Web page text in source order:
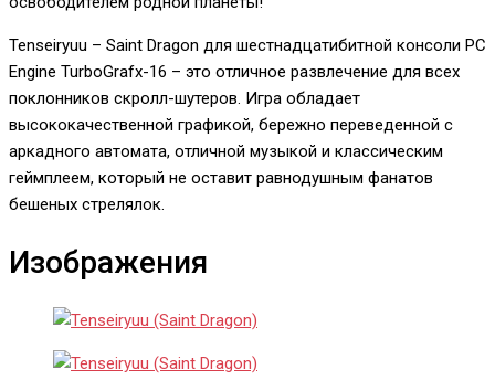
Tenseiryuu – Saint Dragon для шестнадцатибитной консоли PC
Engine TurboGrafx-16 – это отличное развлечение для всех
поклонников скролл-шутеров. Игра обладает
высококачественной графикой, бережно переведенной с
аркадного автомата, отличной музыкой и классическим
геймплеем, который не оставит равнодушным фанатов
бешеных стрелялок.
Изображения